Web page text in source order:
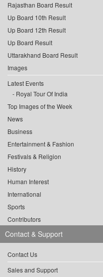
Rajasthan Board Result
Up Board 10th Result
Up Board 12th Result
Up Board Result
Uttarakhand Board Result
Images
Latest Events
Royal Tour Of India
Top Images of the Week
News
Business
Entertainment & Fashion
Festivals & Religion
History
Human Interest
International
Sports
Contributors
Contact & Support
Contact Us
Sales and Support